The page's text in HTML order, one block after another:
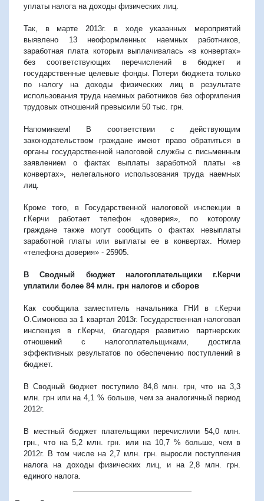
уплаты налога на доходы физических лиц.
Так, в марте 2013г. в ходе указанных мероприятий
выявлено 13 неоформленных наемных работников,
заработная плата которым выплачивалась «в конвертах»
без соответствующих перечислений в бюджет и
государственные целевые фонды. Потери бюджета только
по налогу на доходы физических лиц в результате
использования труда наемных работников без оформления
трудовых отношений превысили 50 тыс. грн.
Напоминаем! В соответствии с действующим
законодательством граждане имеют право обратиться в
органы государственной налоговой службы с письменным
заявлением о фактах выплаты заработной платы «в
конвертах», нелегального использования труда наемных
лиц.
Кроме того, в Государственной налоговой инспекции в
г.Керчи работает телефон «доверия», по которому
граждане также могут сообщить о фактах невыплаты
заработной платы или выплаты ее в конвертах. Номер
«телефона доверия» - 25905.
В Сводный бюджет налогоплательщики г.Керчи
уплатили более 84 млн. грн налогов и сборов
Как сообщила заместитель начальника ГНИ в г.Керчи
О.Симонова за 1 квартал 2013г. Государственная налоговая
инспекция в г.Керчи, благодаря развитию партнерских
отношений с налогоплательщиками, достигла
эффективных результатов по обеспечению поступлений в
бюджет.
В Сводный бюджет поступило 84,8 млн. грн, что на 3,3
млн. грн или на 4,1 % больше, чем за аналогичный период
2012г.
В местный бюджет плательщики перечислили 54,0 млн.
грн., что на 5,2 млн. грн. или на 10,7 % больше, чем в
2012г. В том числе на 2,7 млн. грн. выросли поступления
налога на доходы физических лиц, и на 2,8 млн. грн.
единого налога.